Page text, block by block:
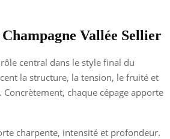
Champagne Vallée Sellier
central dans le style final du
la structure, la tension, le fruité et
chaque cépage apporte
charpente, intensité et profondeur.